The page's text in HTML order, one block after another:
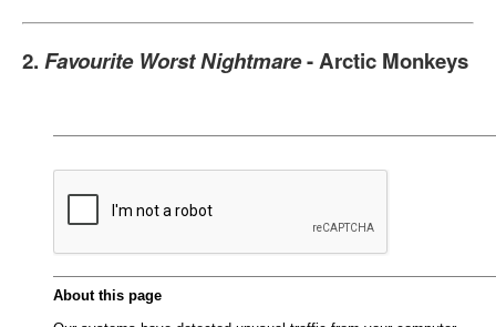
2. Favourite Worst Nightmare- Arctic Monkeys